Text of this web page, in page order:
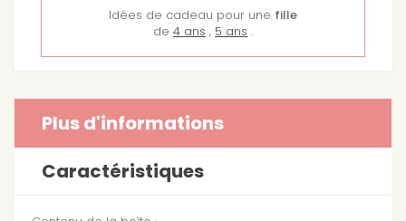
Idées de cadeau pour une fille
de 4 ans , 5 ans .
Plus d'informations
Caractéristiques